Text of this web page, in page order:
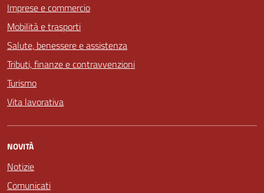
Imprese e commercio
Mobilità e trasporti
Salute, benessere e assistenza
Tributi, finanze e contravvenzioni
Turismo
Vita lavorativa
NOVITÀ
Notizie
Comunicati